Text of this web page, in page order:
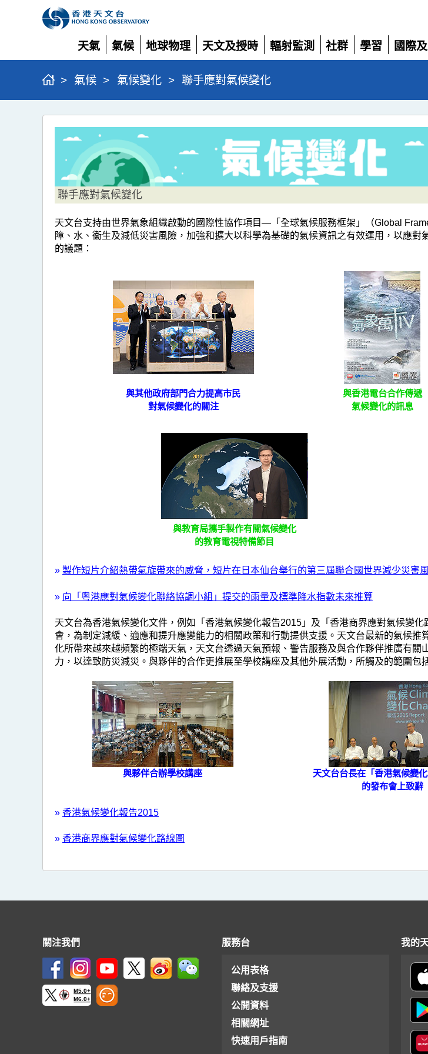
天氣
展
開
氣候
展
開
地球物理
展
開
天文及授時
展
開
輻射監測
展
開
社群
展
學習
展
國際
展
> 氣候 > 氣候變化 > 聯手應對氣候變化
聯
氣
候
變
化
聯手應對氣候變化
天文台支持由世界氣象組織啟動的國際性協作項目—「全球氣候服務框架」（Global
障、水、衞生及減低災害風險，加強和擴大以科學為基礎的氣候資訊之有效運用，以應
的議題：
與其他政府部門合力提高市民
對氣候變化的關注
與香港電台合作傳遞
氣候變化的訊息
與教育局攜手製作有關氣候變化
的教育電視特備節目
» 製作短片介紹熱帶氣旋帶來的威脅，短片在日本仙台舉行的第三屆聯合國世界減少災害
» 向「粵港應對氣候變化聯絡協調小組」提交的雨量及標準降水指數未來推算
天文台為香港氣候變化文件，例如「香港氣候變化報告2015」及「香港商界應對氣候變
會，為制定減緩、適應和提升應變能力的相關政策和行動提供支援。天文台最新的氣候
化所帶來越來越頻繁的極端天氣，天文台透過天氣預報、警告服務及與合作夥伴推廣有
力，以達致防災減災。與夥伴的合作更推展至學校講座及其他外展活動，所觸及的範圍包
與夥伴合辦學校講座
天文台台長在「香港氣候變化
的發布會上致辭
» 香港氣候變化報告2015
» 香港商界應對氣候變化路線圖
關注我們
M5.0+
M6.0+
服務台
公用表格
聯絡及支援
公開資料
相關網址
快速用戶指南
我的